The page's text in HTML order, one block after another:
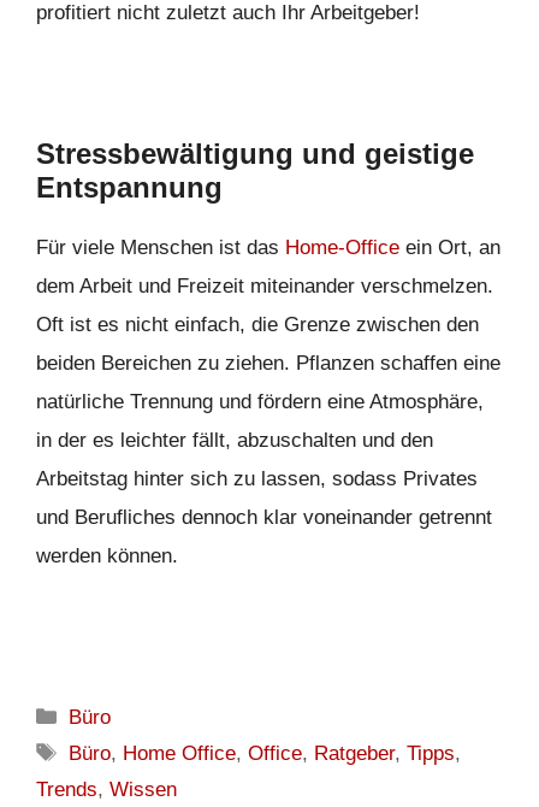
profitiert nicht zuletzt auch Ihr Arbeitgeber!
Stressbewältigung und geistige
Entspannung
Für viele Menschen ist das Home-Office ein Ort, an
dem Arbeit und Freizeit miteinander verschmelzen.
Oft ist es nicht einfach, die Grenze zwischen den
beiden Bereichen zu ziehen. Pflanzen schaffen eine
natürliche Trennung und fördern eine Atmosphäre,
in der es leichter fällt, abzuschalten und den
Arbeitstag hinter sich zu lassen, sodass Privates
und Berufliches dennoch klar voneinander getrennt
werden können.
Kategorien
Büro
Schlagwörter
Büro, Home Office,Office, Ratgeber,Tipps,
Trends, Wissen